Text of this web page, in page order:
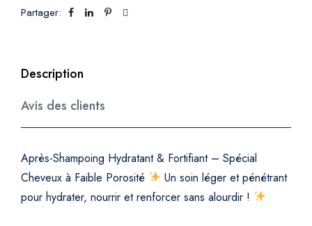
r
a
b
l
e
Partager:
Description
Avis des clients
Après-Shampoing Hydratant & Fortifiant – Spécial
Cheveux à Faible Porosité
Un soin léger et pénétrant
pour hydrater, nourrir et renforcer sans alourdir !